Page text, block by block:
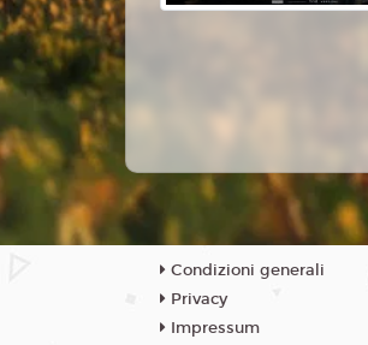
Condizioni generali
Privacy
Impressum